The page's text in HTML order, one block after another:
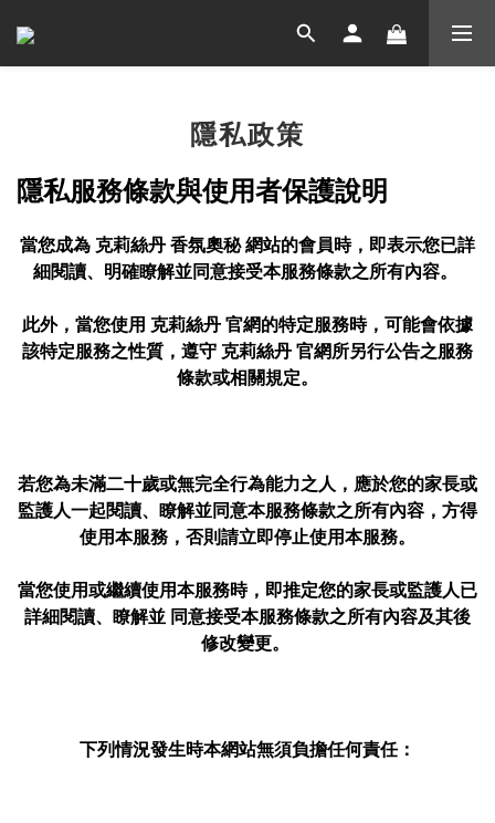
隱私政策
隱私服務條款與使用者保護說明
當您成為 克莉絲丹 香氛奧秘 網站的會員時，即表示您已詳
細閱讀、明確瞭解並同意接受本服務條款之所有內容。
此外，當您使用 克莉絲丹 官網的特定服務時，可能會依據
該特定服務之性質，遵守 克莉絲丹 官網所另行公告之服務
條款或相關規定。
若您為未滿二十歲或無完全行為能力之人，應於您的家長或
監護人一起閱讀、瞭解並同意本服務條款之所有內容，方得
使用本服務，否則請立即停止使用本服務。
當您使用或繼續使用本服務時，即推定您的家長或監護人已
詳細閱讀、瞭解並 同意接受本服務條款之所有內容及其後
修改變更。
下列情況發生時本網站無須負擔任何責任：